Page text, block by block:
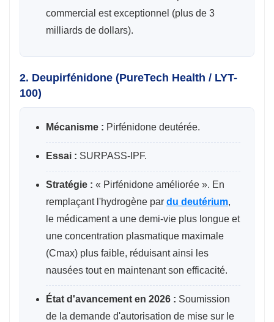
commercial est exceptionnel (plus de 3
milliards de dollars).
2. Deupirfénidone (PureTech Health / LYT-
100)
Mécanisme : Pirfénidone deutérée.
Essai : SURPASS-IPF.
Stratégie : « Pirfénidone améliorée ». En
remplaçant l'hydrogène par du deutérium,
le médicament a une demi-vie plus longue et
une concentration plasmatique maximale
(Cmax) plus faible, réduisant ainsi les
nausées tout en maintenant son efficacité.
État d'avancement en 2026 : Soumission
de la demande d'autorisation de mise sur le